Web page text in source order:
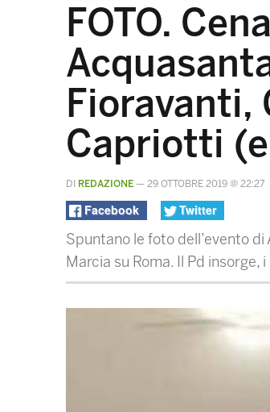
FOTO.
Fioravanti,
Capriotti
DI REDAZIONE — 29 OTTOBRE 2019 @ 22:27
Facebook Twitter
Spuntano le foto dell’evento
Marcia su Roma. Il Pd insorge,